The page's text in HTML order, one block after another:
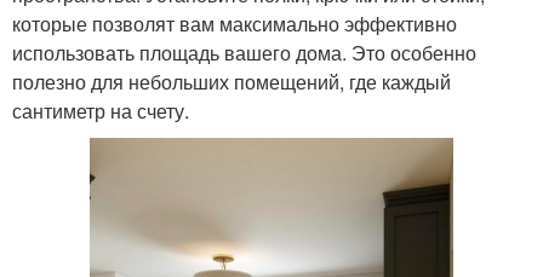
которые позволят вам максимально эффективно
использовать площадь вашего дома. Это особенно
полезно для небольших помещений, где каждый
сантиметр на счету.